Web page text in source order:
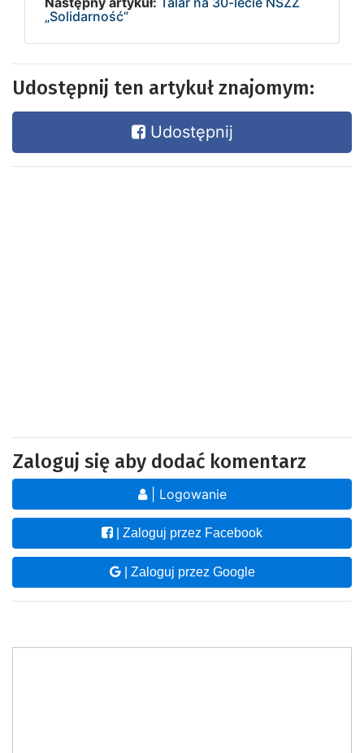
„Solidarność”
Udostępnij ten artykuł znajomym:
Udostępnij
Zaloguj się aby dodać komentarz
| Logowanie
| Zaloguj przez Facebook
| Zaloguj przez Google